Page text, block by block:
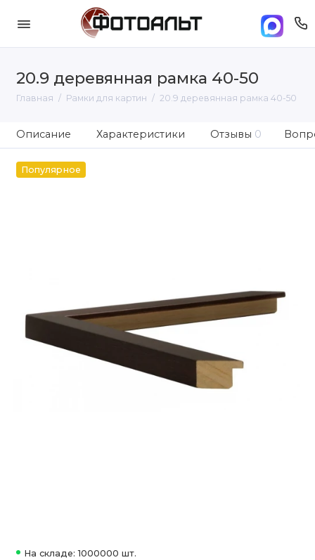
20.9 деревянная рамка 40-50
Главная Рамки для картин 20.9 деревянная рамка 40-50
Описание Характеристики Отзывы 0
Популярное
На складе: 1000000 шт.